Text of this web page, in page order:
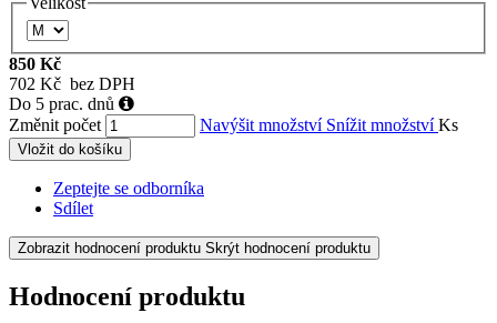
850 Kč
702 Kč bez DPH
Do 5 prac. dnů
Změnit počet
Navýšit množství Snížit množstvíKs
Vložit do košíku
Zeptejte se odborníka
Sdílet
Zobrazit hodnocení produktu Skrýt hodnocení produktu
Hodnocení produktu